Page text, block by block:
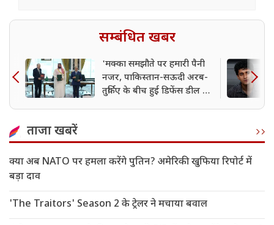
सम्बंधित खबर
'मक्का समझौते पर हमारी पैनी
नजर, पाकिस्तान-सऊदी अरब-
तुर्किए के बीच हुई डिफेंस डील पर
ताजा खबरें
क्या अब NATO पर हमला करेंगे पुतिन? अमेरिकी खुफिया रिपोर्ट में
बड़ा दाव
'The Traitors' Season 2 के ट्रेलर ने मचाया बवाल